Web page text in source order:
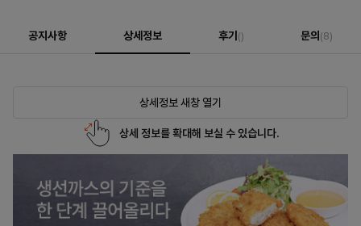
공지사항 상세정보 후기 () 문의 (8)
상세정보 새창 열기
상세 정보를 확대해 보실 수 있습니다.